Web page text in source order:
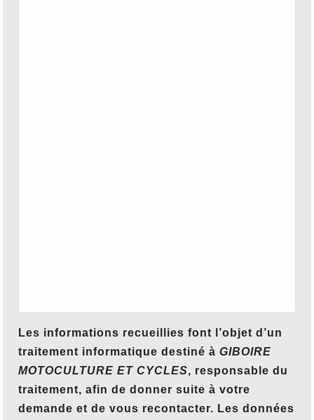
Les informations recueillies font l’objet d’un
traitement informatique destiné à GIBOIRE
MOTOCULTURE ET CYCLES, responsable du
traitement, afin de donner suite à votre
demande et de vous recontacter. Les données